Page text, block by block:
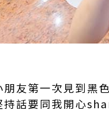
朋友第一次見到黑
持話要同我開心